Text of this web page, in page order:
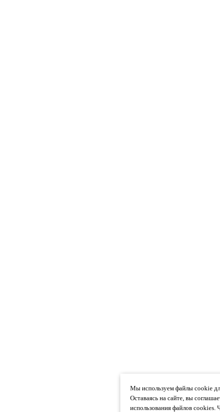
Мы используем файлы cookie
Оставаясь на сайте, вы
использования файлов cookies.